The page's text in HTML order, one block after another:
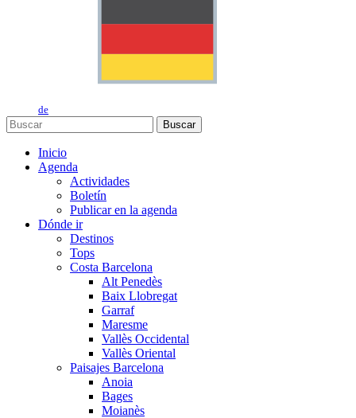
de
Buscar
Inicio
Agenda
Actividades
Boletín
Publicar en la agenda
Dónde ir
Destinos
Tops
Costa Barcelona
Alt Penedès
Baix Llobregat
Garraf
Maresme
Vallès Occidental
Vallès Oriental
Paisajes Barcelona
Anoia
Bages
Moianès